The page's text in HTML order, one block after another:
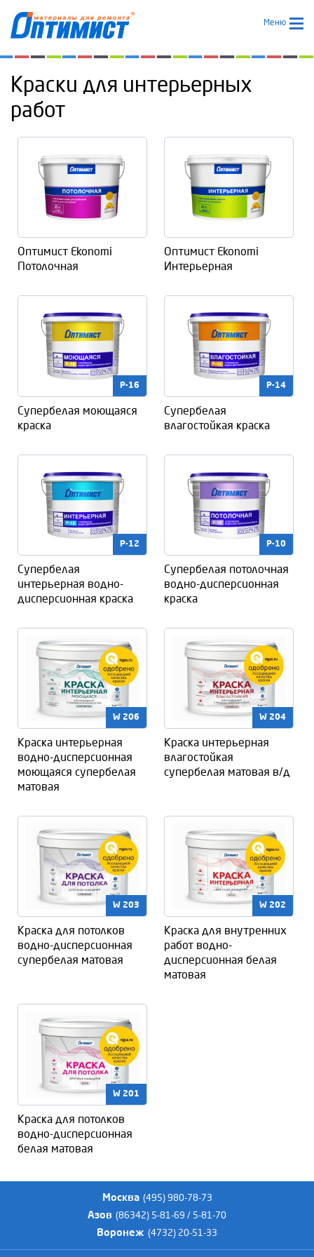
Меню
Краски для интерьерных
работ
Оптимист Ekonomi
Потолочная
Оптимист Ekonomi
Интерьерная
P-16
Супербелая моющаяся
краска
P-14
Супербелая
влагостойкая краска
P-12
Супербелая
интерьерная водно-
дисперсионная краска
P-10
Супербелая потолочная
водно-дисперсионная
краска
W 206
Краска интерьерная
водно-дисперсионная
моющаяся супербелая
матовая
W 204
Краска интерьерная
влагостойкая
супербелая матовая в/д
W 203
Краска для потолков
водно-дисперсионная
супербелая матовая
W 202
Краска для внутренних
работ водно-
дисперсионная белая
матовая
W 201
Краска для потолков
водно-дисперсионная
белая матовая
Москва (495) 980-78-73
Азов (86342) 5-81-69 / 5-81-70
Воронеж (4732) 20-51-33